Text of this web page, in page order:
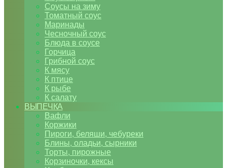
Соусы на зиму
Томатный соус
Маринады
Чесночный соус
Блюда в соусе
Горчица
Грибной соус
К мясу
К птице
К рыбе
К салату
ВЫПЕЧКА
Вафли
Коржики
Пироги, беляши, чебуреки
Блины, оладьи, сырники
Торты, пирожные
Корзиночки, кексы